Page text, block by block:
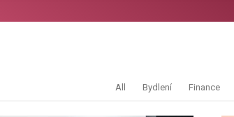
All Bydlení Finance